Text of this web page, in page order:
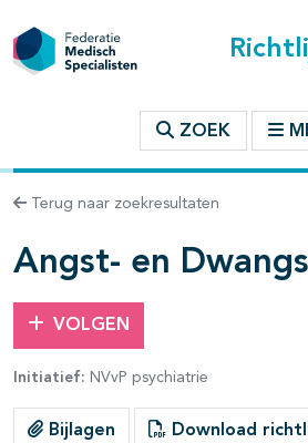
ZOEK
Terug naar zoekresultaten
Angst- en
VOLGEN
Initiatief: NVvP psychiatrie
Bijlagen Download
binnen deze richtlijn
open- en dichtklappen
open- en dichtklappen